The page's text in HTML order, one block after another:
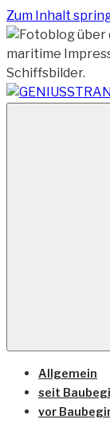
Zum Inhalt
Vom
Terminal
Allgemein
seit
vor